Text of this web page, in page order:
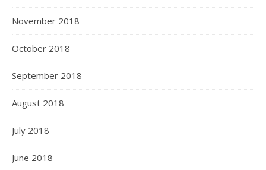
November 2018
October 2018
September 2018
August 2018
July 2018
June 2018